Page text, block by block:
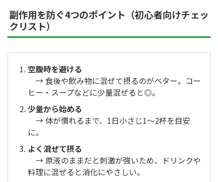
副作用を防ぐ4つのポイント（初心者向けチェッ
クリスト）
空腹時を避ける
→ 食後や飲み物に混ぜて摂るのがベター。コー
ヒー・スープなどに少量混ぜると◎。
少量から始める
→ 体が慣れるまで、1日小さじ1〜2杯を目安
に。
よく混ぜて摂る
→ 原液のままだと刺激が強いため、ドリンクや
料理に混ぜると消化にやさしい。